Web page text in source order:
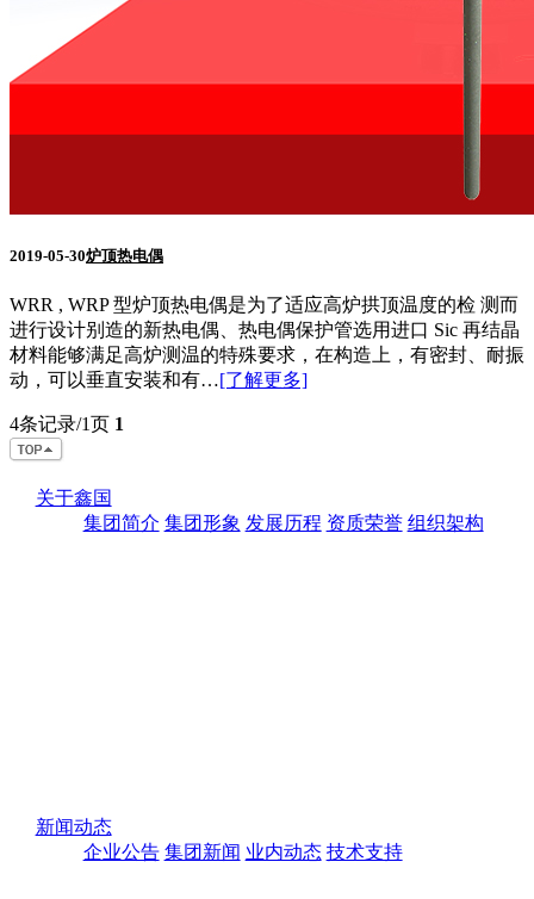
2019-05-30炉顶热电偶
WRR , WRP 型炉顶热电偶是为了适应高炉拱顶温度的检 测而
进行设计别造的新热电偶、热电偶保护管选用进口 Sic 再结晶
材料能够满足高炉测温的特殊要求，在构造上，有密封、耐振
动，可以垂直安装和有…[了解更多]
4条记录/1页 1
关于鑫国
集团简介 集团形象 发展历程 资质荣誉 组织架构
新闻动态
企业公告 集团新闻 业内动态 技术支持